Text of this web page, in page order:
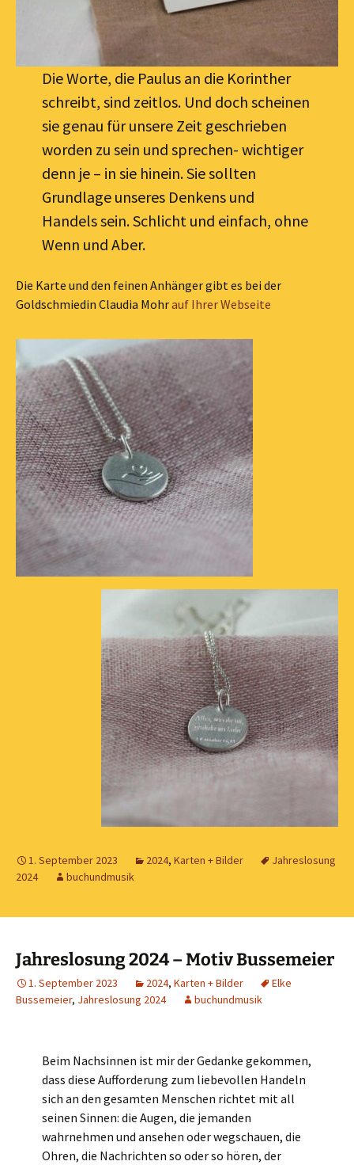
Die Worte, die Paulus an die Korinther
schreibt, sind zeitlos. Und doch scheinen
sie genau für unsere Zeit geschrieben
worden zu sein und sprechen- wichtiger
denn je – in sie hinein. Sie sollten
Grundlage unseres Denkens und
Handels sein. Schlicht und einfach, ohne
Wenn und Aber.
Die Karte und den feinen Anhänger gibt es bei der
Goldschmiedin Claudia Mohrauf Ihrer Webseite
1. September 2023 2024, Karten + Bilder
Jahreslosung
2024
buchundmusik
Jahreslosung 2024 – Motiv Bussemeier
1. September 2023 2024, Karten + Bilder
Elke
Bussemeier, Jahreslosung 2024 buchundmusik
Beim Nachsinnen ist mir der Gedanke gekommen,
dass diese Aufforderung zum liebevollen Handeln
sich an den gesamten Menschen richtet mit all
seinen Sinnen: die Augen, die jemanden
wahrnehmen und ansehen oder wegschauen, die
Ohren, die Nachrichten so oder so hören, der